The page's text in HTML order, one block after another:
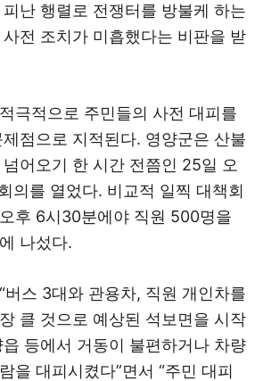
난 행렬로 전쟁터를 방불케 하는
전 조치가 미흡했다는 비판을 받
극적으로 주민들의 사전 대피를
점으로 지적된다. 영양군은 산불
어오기 한 시간 전쯤인 25일 오
의를 열었다. 비교적 일찍 대책회
후 6시30분에야 직원 500명을
나섰다.
버스 3대와 관용차, 직원 개인차를
클 것으로 예상된 석보면을 시작
등에서 거동이 불편하거나 차량
을 대피시켰다”면서 “주민 대피